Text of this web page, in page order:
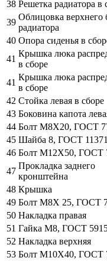
38 Решетка радиатора в
39
Облицовка верхнего
радиатора
40 Опора сиденья в
41
Крышка люка
в сборе
41
Крышка люка
в сборе
42 Стойка левая в сборе
43 Боковина капота
44 Болт М8Х20, ГОСТ
45 Шайба 8, ГОСТ
46 Болт М12Х50, ГОСТ
47
Прокладка заднего
кронштейна
48 Крышка
49 Болт М8Х 25, ГОСТ
50 Накладка правая
51 Гайка М8, ГОСТ
52 Накладка верхняя
53 Болт М10Х40, ГОСТ